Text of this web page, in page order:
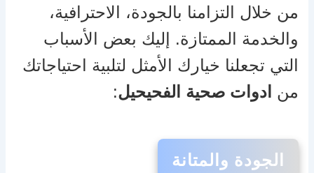
من خلال التزامنا بالجودة، الاحترافية،
والخدمة الممتازة. إليك بعض الأسباب
التي تجعلنا خيارك الأمثل لتلبية احتياجاتك
من ادوات صحية الفحيحيل:
الجودة والمتانة